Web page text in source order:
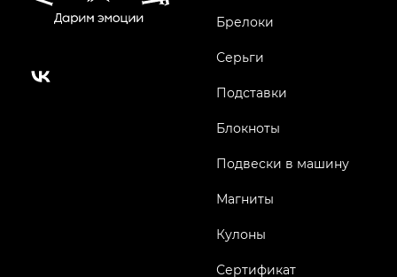
Брелоки
Серьги
Подставки
Блокноты
Подвески в машину
Магниты
Кулоны
Сертификат